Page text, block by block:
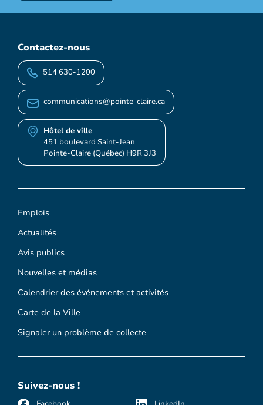
Emplois
Actualités
Avis publics
Nouvelles et médias
Calendrier des événements et activités
Carte de la Ville
Signaler un problème de collecte
Contactez-nous
514 630-1200
communications@pointe-claire.ca
Hôtel de ville
451 boulevard Saint-Jean
Pointe-Claire (Québec) H9R 3J3
Suivez-nous !